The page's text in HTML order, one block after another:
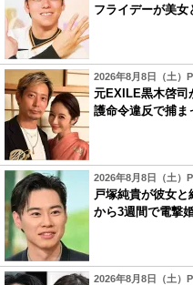
フライデーが美
2026年8月8日（土）
元EXILE黒木啓司
護命令違反で捕ま
2026年8月8日（土）
戸塚純貴が彼女
から3週間で電撃
2026年8月8日（土）